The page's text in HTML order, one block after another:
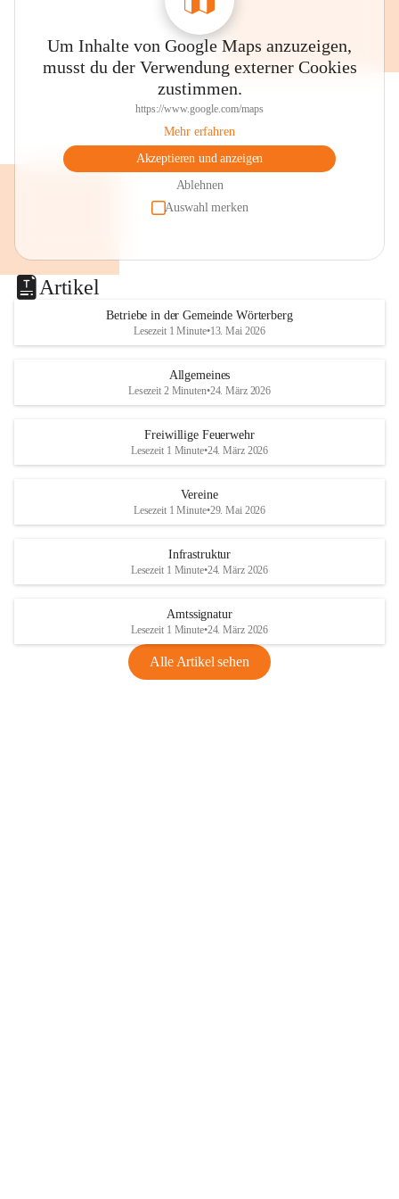
Um Inhalte von Google Maps anzuzeigen,
musst du der Verwendung externer Cookies
zustimmen.
https://www.google.com/maps
Mehr erfahren
Akzeptieren und anzeigen
Ablehnen
Auswahl merken
Artikel
Betriebe in der Gemeinde Wörterberg
Lesezeit 1 Minute•13. Mai 2026
Allgemeines
Lesezeit 2 Minuten•24. März 2026
Freiwillige Feuerwehr
Lesezeit 1 Minute•24. März 2026
Vereine
Lesezeit 1 Minute•29. Mai 2026
Infrastruktur
Lesezeit 1 Minute•24. März 2026
Amtssignatur
Lesezeit 1 Minute•24. März 2026
Alle Artikel sehen